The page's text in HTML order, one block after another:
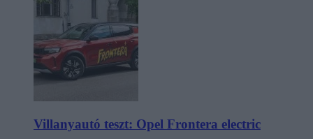
Villanyautó teszt: Opel Frontera electric